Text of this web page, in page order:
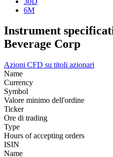
6M
Instrument
Beverage Corp
Azioni CFD su titoli azionari
Name
Currency
Symbol
Valore minimo dell'ordine
Ticker
Ore di trading
Type
Hours of accepting orders
ISIN
Name